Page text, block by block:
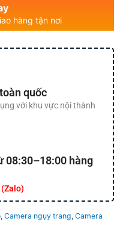
hàng tận nơi
quốc
với khu vực nội thành
08:30–18:00 hàng
, Camera ngụy trang, Camera